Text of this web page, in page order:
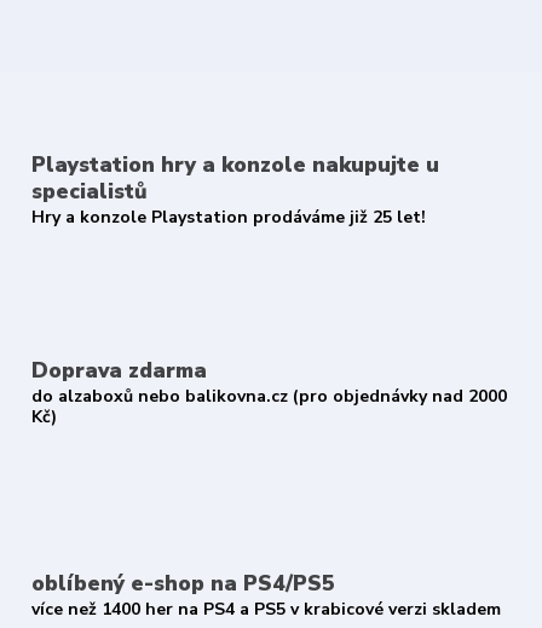
Playstation hry a konzole nakupujte u
specialistů
Hry a konzole Playstation prodáváme již 25 let!
Doprava zdarma
do alzaboxů nebo balikovna.cz (pro objednávky nad 2000
Kč)
oblíbený e-shop na PS4/PS5
více než 1400 her na PS4 a PS5 v krabicové verzi skladem